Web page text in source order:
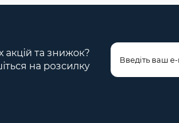
акцій та знижок?
на розсилку